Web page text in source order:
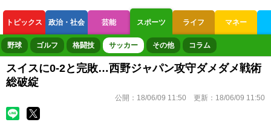
トピックス 政治・社会 芸能 スポーツ ライフ マネー
ボートレース 競輪 オートレース
野球 ゴルフ 格闘技 サッカー その他 コラム
スイスに0-2と完敗…西野ジャパン攻守ダメダメ戦術
総破綻
公開： 18/06/09 11:50 更新： 18/06/09 11:50